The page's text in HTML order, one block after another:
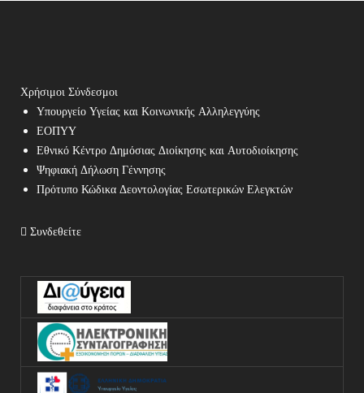
Χρήσιμοι Σύνδεσμοι
Υπουργείο Υγείας και Κοινωνικής Αλληλεγγύης
ΕΟΠΥΥ
Εθνικό Κέντρο Δημόσιας Διοίκησης και Αυτοδιοίκησης
Ψηφιακή Δήλωση Γέννησης
Πρότυπο Κώδικα Δεοντολογίας Εσωτερικών Ελεγκτών
Συνδεθείτε